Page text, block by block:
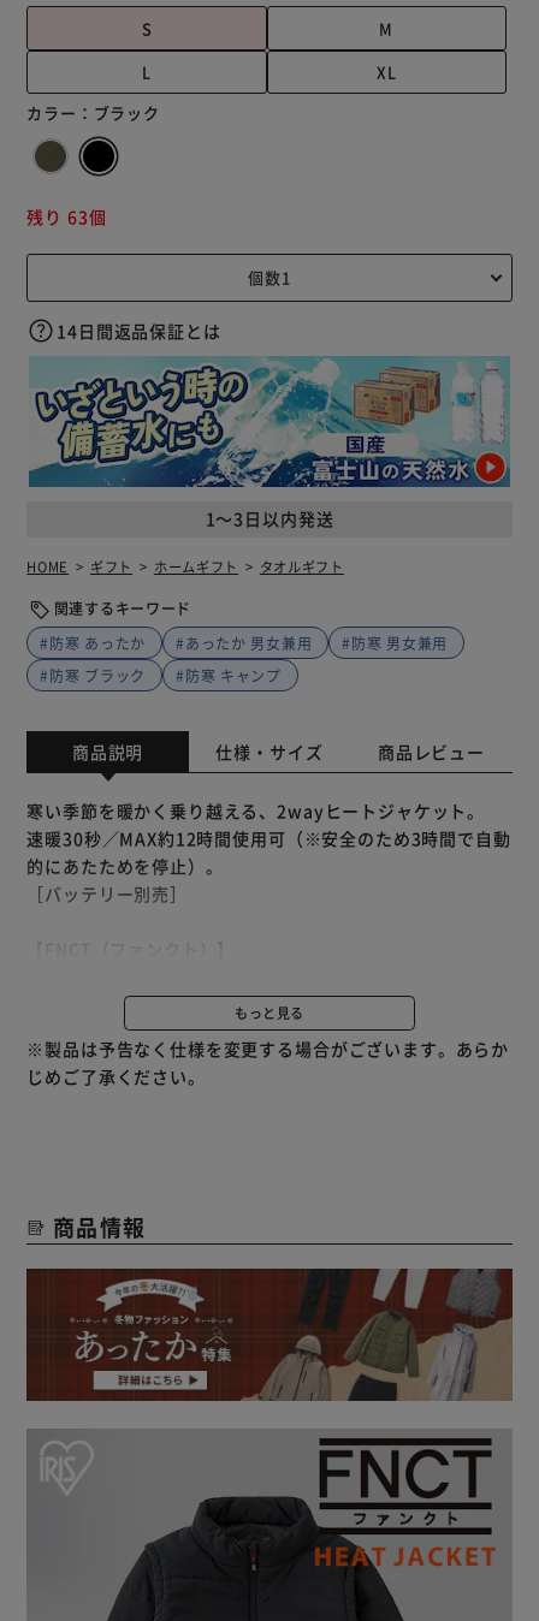
S
M
L
XL
カラー： ブラック
1～3日以内発送
残り 63個
14日間返品保証とは
HOME ギフト ホームギフト タオルギフト
関連するキーワード
#防寒 あったか
#あったか 男女兼用
#防寒 男女兼用
#防寒 ブラック
#防寒 キャンプ
商品説明 仕様・サイズ 商品レビュー
寒い季節を暖かく乗り越える、2wayヒートジャケット。
速暖30秒／MAX約12時間使用可（※安全のため3時間で自動
的にあたためを停止）。
［バッテリー別売］
ルブランド。
快適で、季節の変化が楽しみになるシリーズをお届けしま
す。
アイリスオーヤマのアパレルブランドFNCTから、暖かさを
「電熱ウェアは、バイクに乗る人や現場作業員が着るもの」
その常識を覆すべく誕生した、高品質でカジュアルなヒート
ウェアです。
“薄く軽い、抜群の着心地”でヒート部分は電熱線のようなゴ
ワつきもなく、シルエットに影響しません。
ト。
◆ カーボンナノチューブヒーター使用
薄さ約0.05mm“薄くて・軽くて・あたたかい”理想の着心地
を追求した「カーボンナノチューブヒーター」を採用しまし
もっと見る
※製品は予告なく仕様を変更する場合がございます。あらか
じめご了承ください。
商品情報